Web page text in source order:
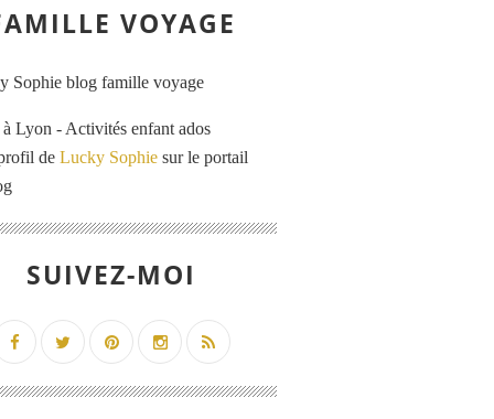
VOYAGE
Lyon - Activités enfant ados
de Lucky Sophie sur le portail
SUIVEZ-MOI